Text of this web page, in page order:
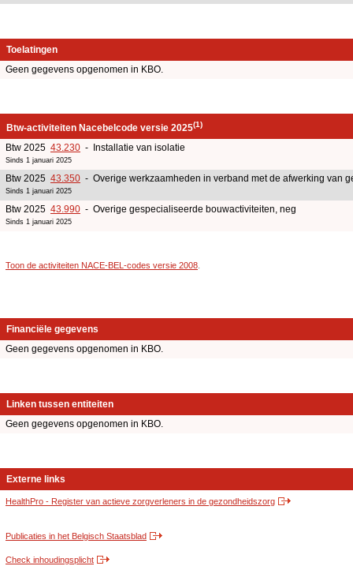
Toelatingen
Geen gegevens opgenomen in KBO.
Btw-activiteiten Nacebelcode versie 2025(1)
Btw 2025 43.230 - Installatie van isolatie
Sinds 1 januari 2025
Btw 2025 43.350 - Overige werkzaamheden in verband met de afwerking van
Sinds 1 januari 2025
Btw 2025 43.990 - Overige gespecialiseerde bouwactiviteiten, neg
Sinds 1 januari 2025
Toon de activiteiten NACE-BEL-codes versie 2008
Financiële gegevens
Geen gegevens opgenomen in KBO.
Linken tussen entiteiten
Geen gegevens opgenomen in KBO.
Externe links
HealthPro - Register van actieve zorgverleners in de gezondheidszorg
Publicaties in het Belgisch Staatsblad
Check inhoudingsplicht